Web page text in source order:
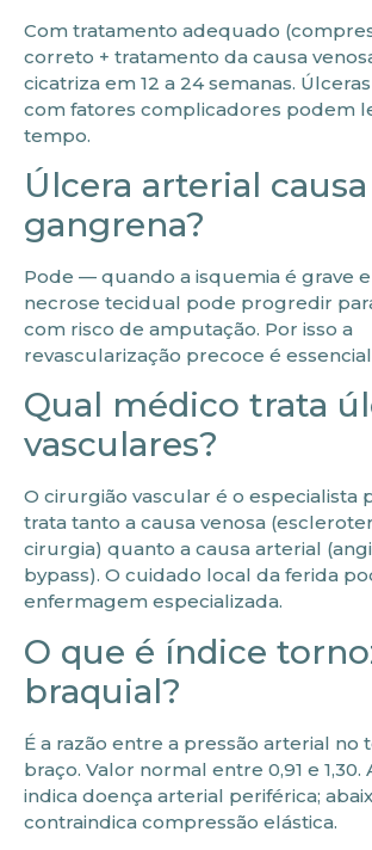
Com tratamento adequado
correto + tratamento da causa
cicatriza em 12 a 24 semanas.
com fatores complicadores podem
tempo.
Úlcera arterial causa
gangrena?
Pode — quando a isquemia é grave
necrose tecidual pode progredir
com risco de amputação. Por isso a
revascularização precoce é
Qual médico trata
vasculares?
O cirurgião vascular é o especialista
trata tanto a causa venosa
cirurgia) quanto a causa arterial
bypass). O cuidado local da ferida
enfermagem especializada.
O que é índice
braquial?
É a razão entre a pressão arterial no
braço. Valor normal entre 0,91 e 1,30.
indica doença arterial periférica;
contraindica compressão elástica.